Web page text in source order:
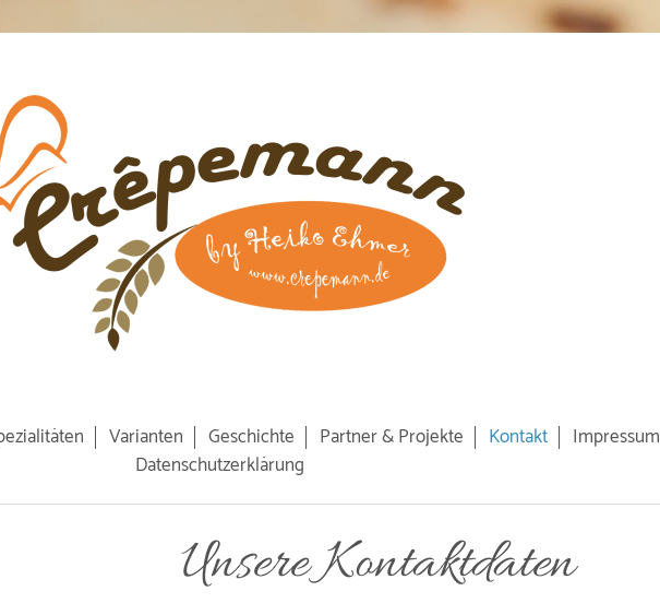
Varianten Geschichte Partner & Projekte Kontakt
Impressum
Datenschutzerklärung
Unsere Kontaktdaten